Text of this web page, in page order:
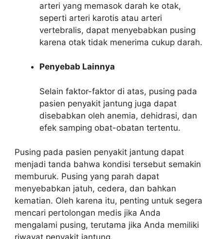
arteri yang memasok darah ke otak,
seperti arteri karotis atau arteri
vertebralis, dapat menyebabkan pusing
karena otak tidak menerima cukup darah.
Penyebab Lainnya
Selain faktor-faktor di atas, pusing pada
pasien penyakit jantung juga dapat
disebabkan oleh anemia, dehidrasi, dan
efek samping obat-obatan tertentu.
Pusing pada pasien penyakit jantung dapat
menjadi tanda bahwa kondisi tersebut semakin
memburuk. Pusing yang parah dapat
menyebabkan jatuh, cedera, dan bahkan
kematian. Oleh karena itu, penting untuk segera
mencari pertolongan medis jika Anda
mengalami pusing, terutama jika Anda memiliki
riwayat penyakit jantung.